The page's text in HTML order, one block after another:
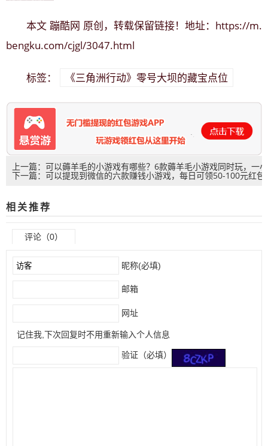
本文 蹦酷网 原创，转载保留链接！地址： https://m.
bengku.com/cjgl/3047.html
标签： 《三角洲行动》零号大坝的藏宝点位
上一篇：可以薅羊毛的小游戏有哪些？6款薅羊毛小游戏同时玩，一小
时能薅50元么？
下一篇：可以提现到微信的六款赚钱小游戏，每日可领50-100元红包
相关推荐
评论（0）
昵称(必填)
邮箱
网址
记住我,下次回复时不用重新输入个人信息
验证（必填）